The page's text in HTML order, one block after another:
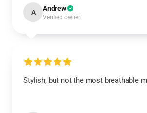
A Andrew
Verified owner
Stylish, but not the most breathable